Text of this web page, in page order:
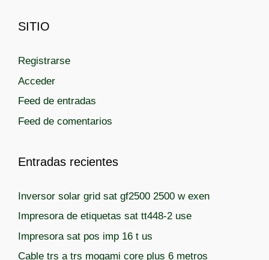
n
n
SITIO
Registrarse
Acceder
Feed de entradas
Feed de comentarios
Entradas recientes
Inversor solar grid sat gf2500 2500 w exen
Impresora de etiquetas sat tt448-2 use
Impresora sat pos imp 16 t us
Cable trs a trs mogami core plus 6 metros